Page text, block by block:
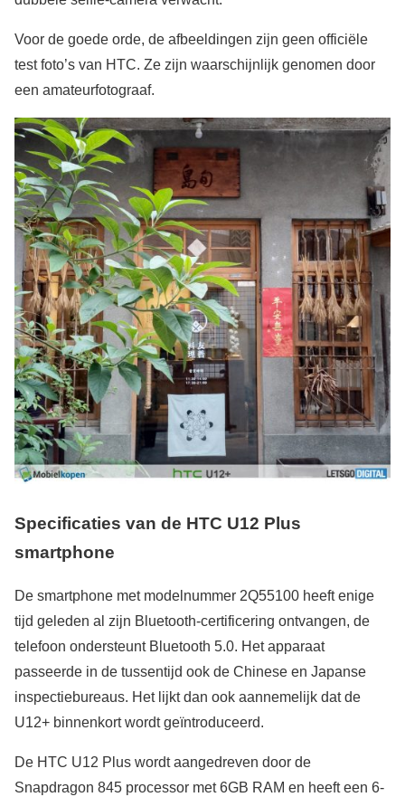
Voor de goede orde, de afbeeldingen zijn geen officiële
test foto’s van HTC. Ze zijn waarschijnlijk genomen door
een amateurfotograaf.
Specificaties van de HTC U12 Plus
smartphone
De smartphone met modelnummer 2Q55100 heeft enige
tijd geleden al zijn Bluetooth-certificering ontvangen, de
telefoon ondersteunt Bluetooth 5.0. Het apparaat
passeerde in de tussentijd ook de Chinese en Japanse
inspectiebureaus. Het lijkt dan ook aannemelijk dat de
U12+ binnenkort wordt geïntroduceerd.
De HTC U12 Plus wordt aangedreven door de
Snapdragon 845 processor met 6GB RAM en heeft een 6-